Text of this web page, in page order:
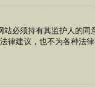
必须持有其监护人的
律建议，也不为各种法